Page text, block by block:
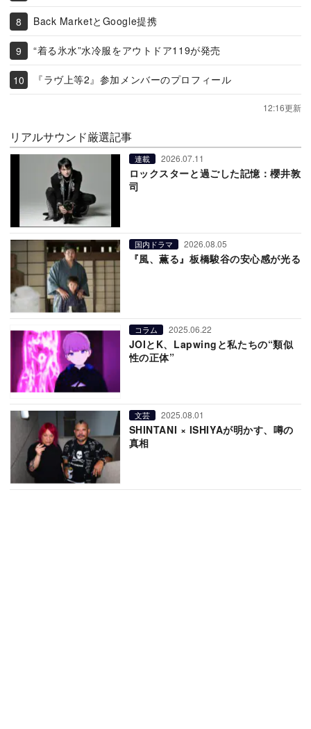
Back MarketとGoogle提携
“着る氷水”水冷服をアウトドア119が発売
『ラヴ上等2』参加メンバーのプロフィール
12:16更新
リアルサウンド厳選記事
連載 2026.07.11
ロックスターと過ごした記憶：櫻井敦
司
国内ドラマ 2026.08.05
『風、薫る』板橋駿谷の安心感が光る
コラム 2025.06.22
JOIとK、Lapwingと私たちの“類似
性の正体”
文芸 2025.08.01
SHINTANI × ISHIYAが明かす、噂の
真相